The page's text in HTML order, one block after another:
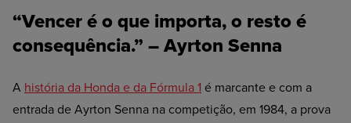
“Vencer é o que importa, o resto é
consequência.” – Ayrton Senna
A história da Honda e da Fórmula 1 é marcante e com a
entrada de Ayrton Senna na competição, em 1984, a prova